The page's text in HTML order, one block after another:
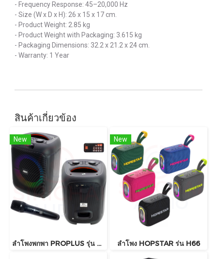
- Frequency Response: 45–20,000 Hz
- Size (W x D x H): 26 x 15 x 17 cm.
- Product Weight: 2.85 kg
- Product Weight with Packaging: 3.615 kg
- Packaging Dimensions: 32.2 x 21.2 x 24 cm.
- Warranty: 1 Year
สินค้าเกี่ยวข้อง
New
ลำโพงพกพา PROPLUS รุ่น GA8 บลูทูธ
New
ลำโพง HOPSTAR ร่น H66